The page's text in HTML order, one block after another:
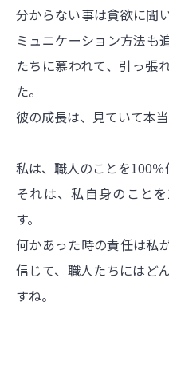
分からない事は貪欲に聞
ミュニケーション方法も
たちに慕われて、引っ張
た。
彼の成長は、見ていて本
私は、職人のことを100％
それは、私自身のこと
す。
何かあった時の責任は私
信じて、職人たちにはど
すね。